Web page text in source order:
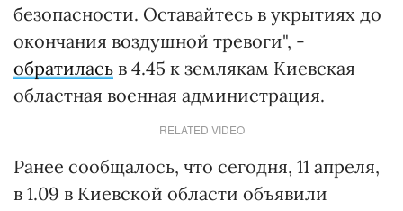
безопасности. Оставайтесь в укрытиях до
окончания воздушной тревоги", -
обратилась в 4.45 к землякам Киевская
областная военная администрация.
RELATED VIDEO
Ранее сообщалось, что сегодня, 11 апреля,
в 1.09 в Киевской области объявили